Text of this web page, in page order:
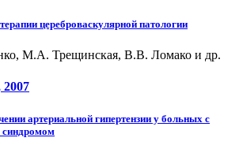
цереброваскулярной патологии
М.А. Трещинская, В.В. Ломако и др.
2007
артериальной гипертензии у больных с
синдромом